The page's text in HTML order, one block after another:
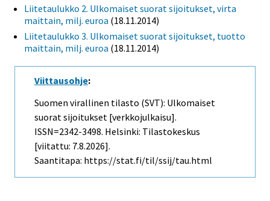
Liitetaulukko 2. Ulkomaiset suorat sijoitukset, virta
maittain, milj. euroa (18.11.2014)
Liitetaulukko 3. Ulkomaiset suorat sijoitukset, tuotto
maittain, milj. euroa (18.11.2014)
Viittausohje:
Suomen virallinen tilasto (SVT): Ulkomaiset
suorat sijoitukset [verkkojulkaisu].
ISSN=2342-3498. Helsinki: Tilastokeskus
[viitattu: 7.8.2026].
Saantitapa: https://stat.fi/til/ssij/tau.html